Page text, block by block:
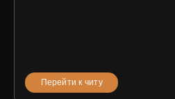
Перейти к читу